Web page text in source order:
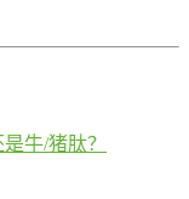
牛/猪肽？